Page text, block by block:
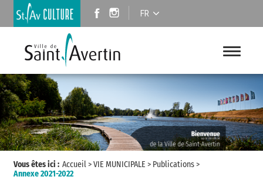
FR
Vous êtes ici : Accueil>VIE MUNICIPALE > Publications>
Annexe 2021-2022